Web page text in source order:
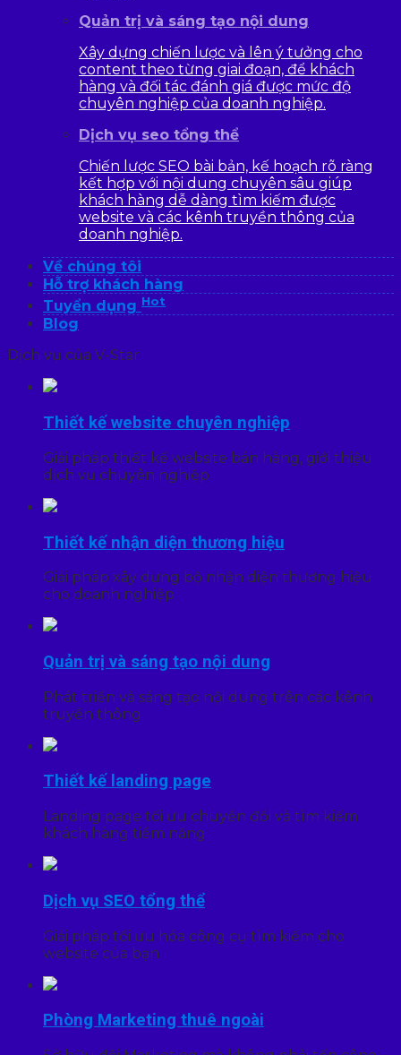
Quản trị và sáng tạo nội dung
Xây dựng chiến lược và lên ý tưởng cho
content theo từng giai đoạn, để khách
hàng và đối tác đánh giá được mức độ
chuyên nghiệp của doanh nghiệp.
Dịch vụ seo tổng thể
Chiến lược SEO bài bản, kế hoạch rõ ràng
kết hợp với nội dung chuyên sâu giúp
khách hàng dễ dàng tìm kiếm được
website và các kênh truyền thông của
doanh nghiệp.
Về chúng tôi
Hỗ trợ khách hàng
Tuyển dụng Hot
Blog
Dịch vụ của V-Star
Thiết kế website chuyên nghiệp
Giải pháp thiết kế website bán hàng, giới thiệu
dịch vụ chuyên nghiệp
Thiết kế nhận diện thương hiệu
Giải pháp xây dựng bộ nhận diện thương hiệu
cho doanh nghiệp
Quản trị và sáng tạo nội dung
Phát triển và sáng tạo nội dung trên các kênh
truyền thông
Thiết kế landing page
Landing page tối ưu chuyển đổi và tìm kiếm
khách hàng tiềm năng
Dịch vụ SEO tổng thể
Giải pháp tối ưu hóa công cụ tìm kiếm cho
website của bạn
Phòng Marketing thuê ngoài